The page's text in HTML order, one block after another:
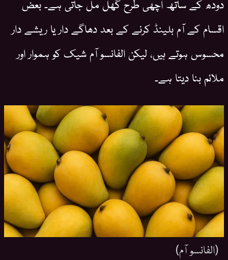
دودھ کے ساتھ اچھی طرح گھل مل جاتی ہے۔ بعض
اقسام کے آم بلینڈ کرنے کے بعد دھاگے دار یا ریشے دار
محسوس ہوتے ہیں، لیکن الفانسو آم شیک کو ہموار اور
ملائم بنا دیتا ہے۔
(الفانسو آم)